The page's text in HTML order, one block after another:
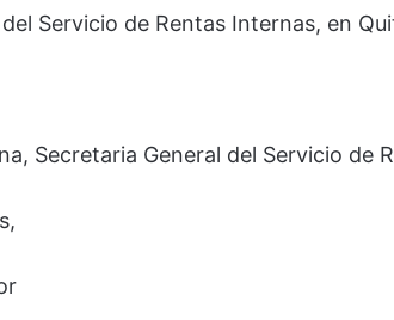
Servicio de Rentas Internas, en
Secretaria General del Servicio de